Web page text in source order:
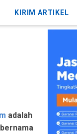
KIRIM ARTIKEL
adalah